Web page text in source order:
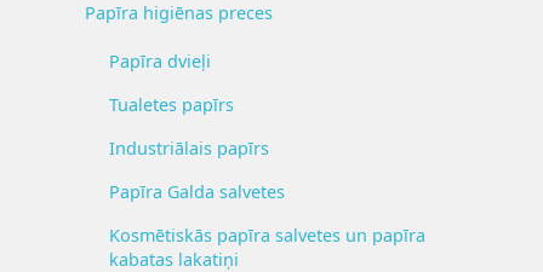
Papīra higiēnas preces
Papīra dvieļi
Tualetes papīrs
Industriālais papīrs
Papīra Galda salvetes
Kosmētiskās papīra salvetes un papīra
kabatas lakatiņi